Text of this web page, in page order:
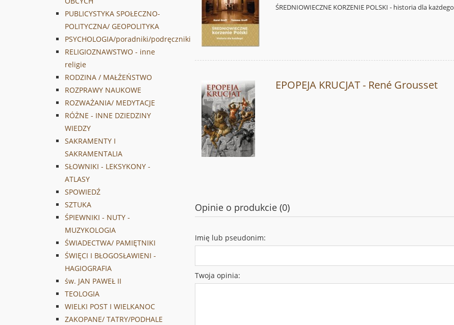
PUBLICYSTYKA SPOŁECZNO-
POLITYCZNA/ GEOPOLITYKA
PSYCHOLOGIA/poradniki/podręczniki
RELIGIOZNAWSTWO - inne
religie
RODZINA / MAŁŻEŃSTWO
ROZPRAWY NAUKOWE
ROZWAŻANIA/ MEDYTACJE
RÓŻNE - INNE DZIEDZINY
WIEDZY
SAKRAMENTY I
SAKRAMENTALIA
SŁOWNIKI - LEKSYKONY -
ATLASY
SPOWIEDŹ
SZTUKA
ŚPIEWNIKI - NUTY -
MUZYKOLOGIA
ŚWIADECTWA/ PAMIĘTNIKI
ŚWIĘCI I BŁOGOSŁAWIENI -
HAGIOGRAFIA
św. JAN PAWEŁ II
TEOLOGIA
WIELKI POST I WIELKANOC
ZAKOPANE/ TATRY/PODHALE
ŚREDNIOWIECZNE KORZENIE POLSKI - historia dla każdego
EPOPEJA KRUCJAT - René Grousset
Opinie o produkcie (0)
Imię lub pseudonim:
Twoja opinia: